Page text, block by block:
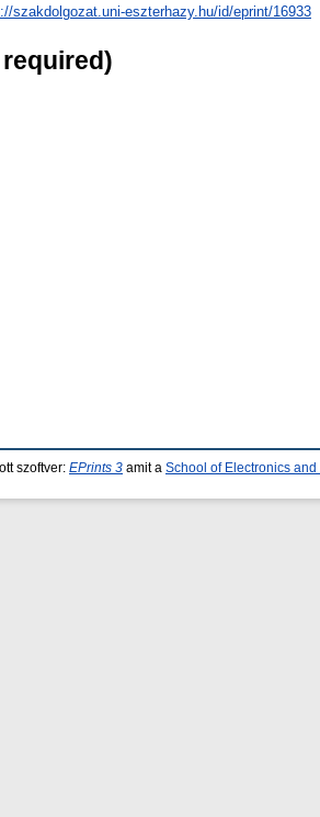
szakdolgozat.uni-eszterhazy.hu/id/eprint/16933
szoftver: EPrints 3 amit a School of Electronics